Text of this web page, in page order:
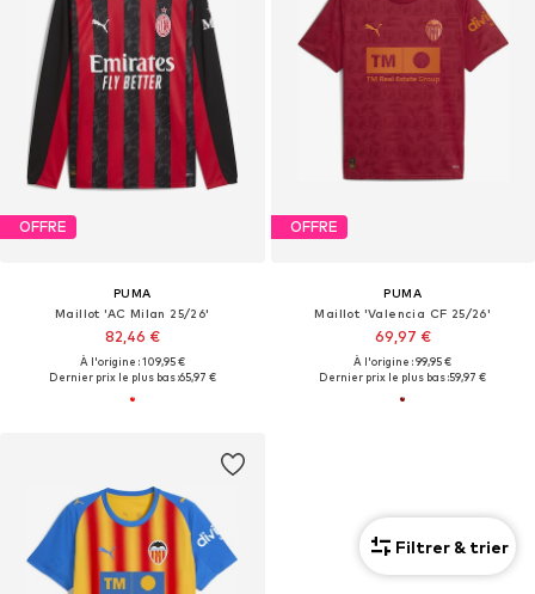
OFFRE
PUMA
Maillot 'AC Milan 25/26'
82,46 €
À l'origine : 109,95 €
Dernier prix le plus bas :65,97 €
OFFRE
PUMA
Maillot 'Valencia CF 25/26'
69,97 €
À l'origine : 99,95 €
Dernier prix le plus bas :59,97 €
Filtrer & trier